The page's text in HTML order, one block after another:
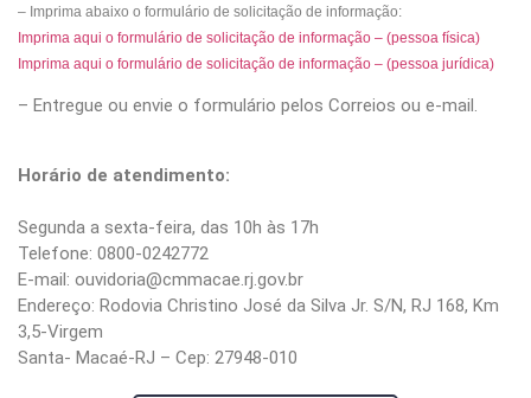
– Imprima abaixo o formulário de solicitação de informação:
Imprima aqui o formulário de solicitação de informação – (pessoa física)
Imprima aqui o formulário de solicitação de informação – (pessoa jurídica)
– Entregue ou envie o formulário pelos Correios ou e-mail.
Horário de atendimento:
Segunda a sexta-feira, das 10h às 17h
Telefone: 0800-0242772
E-mail: ouvidoria@cmmacae.rj.gov.br
Endereço: Rodovia Christino José da Silva Jr. S/N, RJ 168, Km
3,5-Virgem
Santa- Macaé-RJ – Cep: 27948-010